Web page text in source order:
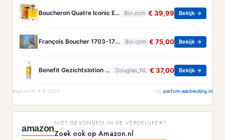
Boucheron Quatre Iconic Eau de Parfum - 100ml Bol.com € 39,99 Bekijk →
François Boucher 1703-1770 - Brandt, Christa Bol.com € 75,00 Bekijk →
Benefit Gezichtslotion The POREfessional Gezichtstoner Unisex 133ml Douglas_NL € 37,00 Bekijk →
Bijgewerkt 9-8-2026 Via parfum-aanbieding.nl
amazon
NIET GEVONDEN IN DE VERGELIJKER?
Zoek ook op Amazon.nl